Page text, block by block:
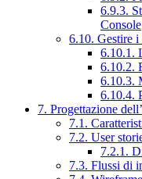
6.9.3.
Console
6.10. Gestire i
6.10.1.
6.10.2.
6.10.3.
6.10.4.
7. Progettazione
7.1.
7.2. User
7.2.1.
7.3. Flussi di